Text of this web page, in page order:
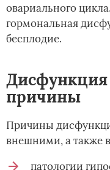
овариального
гормональная
бесплодие.
Дисфункция
причины
Причины
внешними, а также
патологии